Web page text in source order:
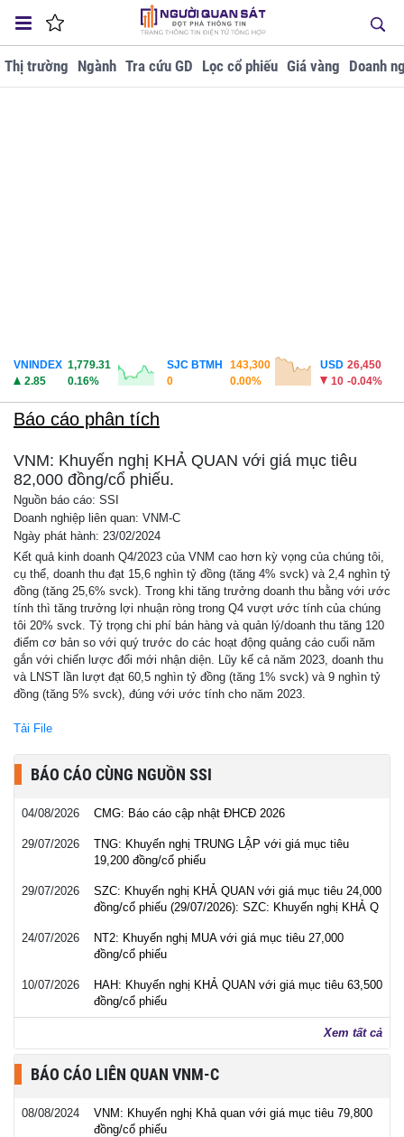
Thị trường Ngành Tra cứu GD Lọc cổ phiếu Giá vàng Doanh
VNINDEX 1,779.31
2.85
0.16%
SJC BTMH
143,300
0
0.00%
USD 26,450
10 -0.04%
Báo cáo phân tích
VNM: Khuyến nghị KHẢ QUAN với giá mục tiêu
82,000 đồng/cổ phiếu.
Nguồn báo cáo: SSI
Doanh nghiệp liên quan: VNM-C
Ngày phát hành: 23/02/2024
Kết quả kinh doanh Q4/2023 của VNM cao hơn kỳ vọng của chúng tôi,
cụ thể, doanh thu đạt 15,6 nghìn tỷ đồng (tăng 4% svck) và 2,4 nghìn tỷ
đồng (tăng 25,6% svck). Trong khi tăng trưởng doanh thu bằng với ước
tính thì tăng trưởng lợi nhuận ròng trong Q4 vượt ước tính của chúng
tôi 20% svck. Tỷ trọng chi phí bán hàng và quản lý/doanh thu tăng 120
điểm cơ bản so với quý trước do các hoạt động quảng cáo cuối năm
gắn với chiến lược đổi mới nhận diện. Lũy kế cả năm 2023, doanh thu
và LNST lần lượt đạt 60,5 nghìn tỷ đồng (tăng 1% svck) và 9 nghìn tỷ
đồng (tăng 5% svck), đúng với ước tính cho năm 2023.
Tải File
BÁO CÁO CÙNG NGUỒN SSI
04/08/2026 CMG: Báo cáo cập nhật ĐHCĐ 2026
29/07/2026
TNG: Khuyến nghị TRUNG LẬP với giá mục tiêu
19,200 đồng/cổ phiếu
29/07/2026
SZC: Khuyến nghị KHẢ QUAN với giá mục tiêu 24,000
đồng/cổ phiếu (29/07/2026): SZC: Khuyến nghị KHẢ Q
24/07/2026
NT2: Khuyến nghị MUA với giá mục tiêu 27,000
đồng/cổ phiếu
10/07/2026
HAH: Khuyến nghị KHẢ QUAN với giá mục tiêu 63,500
đồng/cổ phiếu
Xem tất cả
BÁO CÁO LIÊN QUAN VNM-C
08/08/2024
VNM: Khuyến nghị Khả quan với giá mục tiêu 79,800
đồng/cổ phiếu